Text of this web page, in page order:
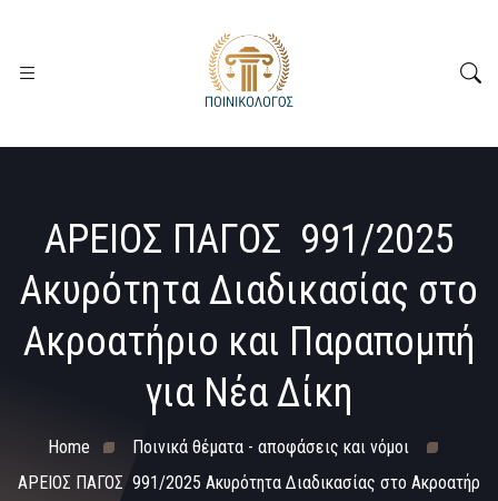
ΑΡΕΙΟΣ ΠΑΓΟΣ 991/2025
Ακυρότητα Διαδικασίας στο
Ακροατήριο και Παραπομπή
για Νέα Δίκη
Home
Ποινικά θέματα - αποφάσεις και νόμοι
ΑΡΕΙΟΣ ΠΑΓΟΣ 991/2025 Ακυρότητα Διαδικασίας στο Ακροατήρ